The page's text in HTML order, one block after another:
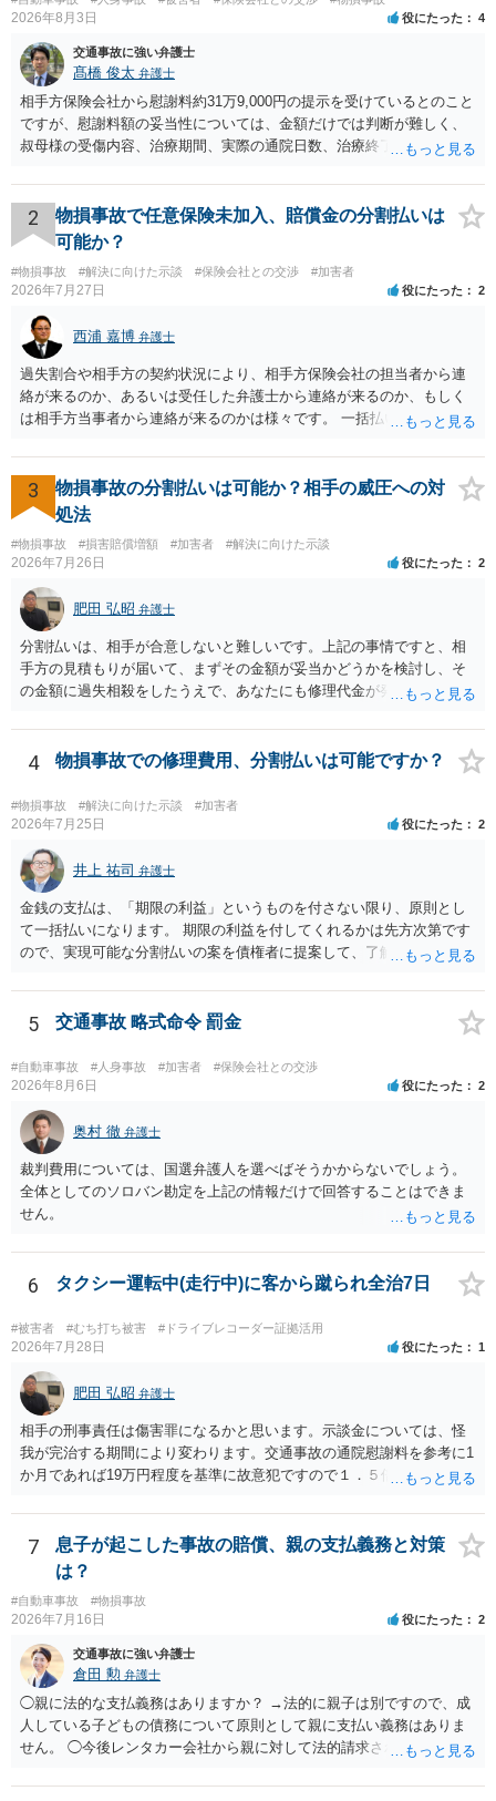
2026年8月3日 役にたった 4
交通事故に強い弁護士
髙橋 俊太 弁護士
相手方保険会社から慰謝料約31万9,000円の提示を受けているとのこと
ですが、慰謝料額の妥当性については、金額だけでは判断が難しく、
叔母様の受傷内容、治療期間、実際の通院日数、治療終了の経緯、後
確認する必要があります。保険会社から提示される慰謝料額について
は、弁護士が介入することにより増額を検討できる場合がありますの
で、以下の資料・情報を準備した上で、弁護士に個別に相談すること
をお勧めいたします。 ・相手方保険会社から届いている示談金額の提
示書類 ・叔母様の診断名、けがの内容 ・治療開始日及び治療終了日
・入院の有無、通院回数 ・現在も症状が残っているか ・叔母様ご本人
やご家族等が加入している保険に、今回の事故で利用できる弁護士費
用特約が付帯しているか なお、被害者は叔母様ご本人となりますの
で、弁護士が受任する場合には、叔母様ご本人の依頼意思等を確認す
る必要があります。日本語での十分な意思疎通が難しいとのことです
ので、そのあたりのご事情も踏まえて、依頼意思の確認方法等を検討
2
物損事故で任意保険未加入、賠償金の分割払いは
可能か？
#物損事故 #解決に向けた示談 #保険会社との交渉 #加害者
2026年7月27日 役にたった 2
西浦 嘉博 弁護士
過失割合や相手方の契約状況により、相手方保険会社の担当者から連
絡が来るのか、あるいは受任した弁護士から連絡が来るのか、もしく
は相手方当事者から連絡が来るのかは様々です。 一括払いや分割払い
金の支払いにつき、分割払いに合意すれば、和解は可能です。 他方で
合意しなければ和解できないことになります。 今後の見通しを知る為
に、交渉の方向性につき、最寄りの法律事務所で相談だけでもされる
ことも検討ください。
3
物損事故の分割払いは可能か？相手の威圧への対
処法
#物損事故 #損害賠償増額 #加害者 #解決に向けた示談
2026年7月26日 役にたった 2
肥田 弘昭 弁護士
分割払いは、相手が合意しないと難しいです。上記の事情ですと、相
手方の見積もりが届いて、まずその金額が妥当かどうかを検討し、そ
の金額に過失相殺をしたうえで、あなたにも修理代金が発生している
分割払いにしたいとの示談案を提案するのが良いかと思います。威圧
されるのであれば、斡旋、仲裁、民事調停を利用しては如何でしょう
4 物損事故での修理費用、分割払いは可能ですか？
#物損事故 #解決に向けた示談 #加害者
2026年7月25日 役にたった 2
井上 祐司 弁護士
金銭の支払は、「期限の利益」というものを付さない限り、原則とし
て一括払いになります。 期限の利益を付してくれるかは先方次第です
ので、実現可能な分割払いの案を債権者に提案して、了解してもらえ
5 交通事故 略式命令 罰金
#自動車事故 #人身事故 #加害者 #保険会社との交渉
2026年8月6日 役にたった 2
奥村 徹 弁護士
裁判費用については、国選弁護人を選べばそうかからないでしょう。
全体としてのソロバン勘定を上記の情報だけで回答することはできま
せん。
6 タクシー運転中(走行中)に客から蹴られ全治7日
#被害者 #むち打ち被害 #ドライブレコーダー証拠活用
2026年7月28日 役にたった 1
肥田 弘昭 弁護士
相手の刑事責任は傷害罪になるかと思います。示談金については、怪
我が完治する期間により変わります。交通事故の通院慰謝料を参考に1
か月であれば19万円程度を基準に故意犯ですので１．５倍か2倍程度す
上がるかと思います。ご参考にしてください。
7
息子が起こした事故の賠償、親の支払義務と対策
は？
#自動車事故 #物損事故
2026年7月16日 役にたった 2
交通事故に強い弁護士
倉田 勲 弁護士
◯親に法的な支払義務はありますか？ →法的に親子は別ですので、成
人している子どもの債務について原則として親に支払い義務はありま
せん。 ◯今後レンタカー会社から親に対して法的請求される可能性は
低いでしょう。 ◯親である私は今後どう対応すべきでしょうか？ →債